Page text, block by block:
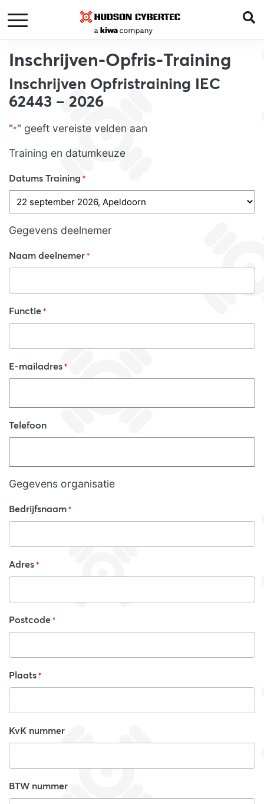
Inschrijven-Opfris-Training
Inschrijven Opfristraining IEC
62443 – 2026
"*" geeft vereiste velden aan
Training en datumkeuze
Datums Training *
Gegevens deelnemer
Naam deelnemer *
Functie *
E-mailadres *
Telefoon
Gegevens organisatie
Bedrijfsnaam *
Adres *
Postcode *
Plaats *
KvK nummer
BTW nummer